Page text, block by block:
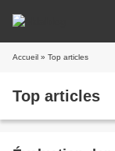
Accueil » Top articles
Top articles